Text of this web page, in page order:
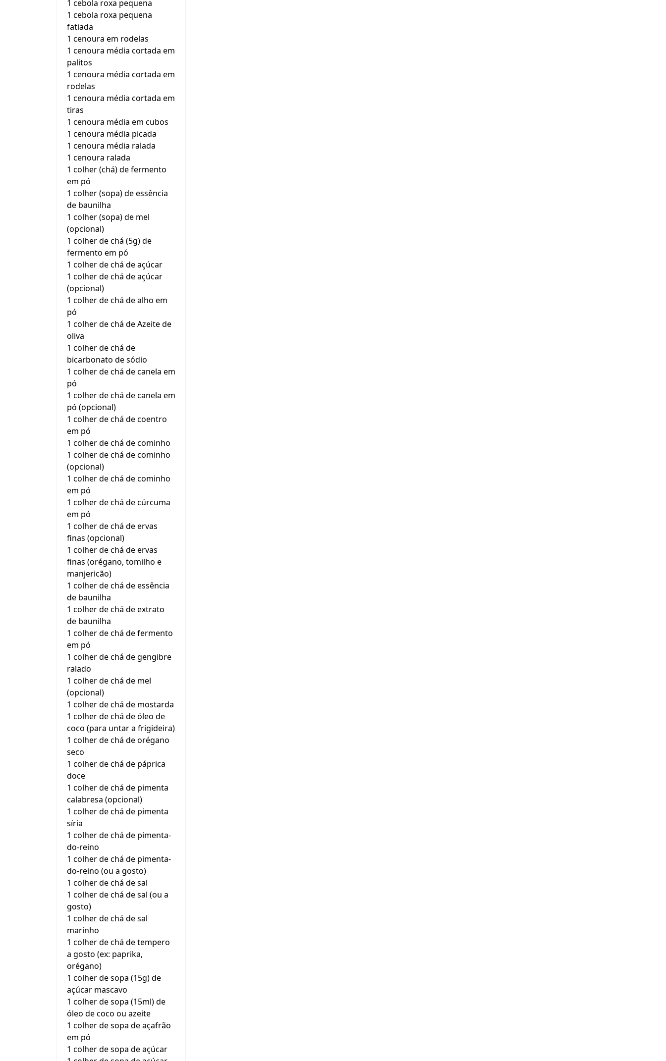
1 cebola roxa pequena
1 cebola roxa pequena
fatiada
1 cenoura em rodelas
1 cenoura média cortada em
palitos
1 cenoura média cortada em
rodelas
1 cenoura média cortada em
tiras
1 cenoura média em cubos
1 cenoura média picada
1 cenoura média ralada
1 cenoura ralada
1 colher (chá) de fermento
em pó
1 colher (sopa) de essência
de baunilha
1 colher (sopa) de mel
(opcional)
1 colher de chá (5g) de
fermento em pó
1 colher de chá de açúcar
1 colher de chá de açúcar
(opcional)
1 colher de chá de alho em
pó
1 colher de chá de Azeite de
oliva
1 colher de chá de
bicarbonato de sódio
1 colher de chá de canela em
pó
1 colher de chá de canela em
pó (opcional)
1 colher de chá de coentro
em pó
1 colher de chá de cominho
1 colher de chá de cominho
(opcional)
1 colher de chá de cominho
em pó
1 colher de chá de cúrcuma
em pó
1 colher de chá de ervas
finas (opcional)
1 colher de chá de ervas
finas (orégano, tomilho e
manjericão)
1 colher de chá de essência
de baunilha
1 colher de chá de extrato
de baunilha
1 colher de chá de fermento
em pó
1 colher de chá de gengibre
ralado
1 colher de chá de mel
(opcional)
1 colher de chá de mostarda
1 colher de chá de óleo de
coco (para untar a frigideira)
1 colher de chá de orégano
seco
1 colher de chá de páprica
doce
1 colher de chá de pimenta
calabresa (opcional)
1 colher de chá de pimenta
síria
1 colher de chá de pimenta-
do-reino
1 colher de chá de pimenta-
do-reino (ou a gosto)
1 colher de chá de sal
1 colher de chá de sal (ou a
gosto)
1 colher de chá de sal
marinho
1 colher de chá de tempero
a gosto (ex: paprika,
orégano)
1 colher de sopa (15g) de
açúcar mascavo
1 colher de sopa (15ml) de
óleo de coco ou azeite
1 colher de sopa de açafrão
em pó
1 colher de sopa de açúcar